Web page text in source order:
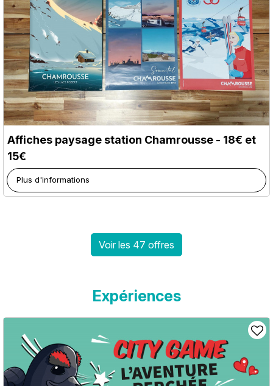
Affiches paysage station Chamrousse - 18€ et
15€
Plus d'informations
Voir les 47 offres
Expériences